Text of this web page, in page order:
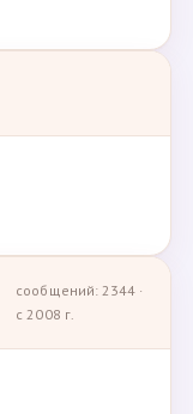
сообщений: 2344 ·
с 2008 г.